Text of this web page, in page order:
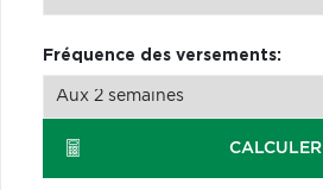
Fréquence des versements:
CALCULER